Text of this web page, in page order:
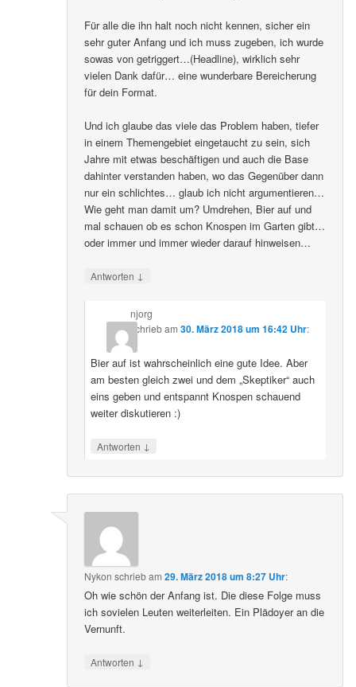
Für alle die ihn halt noch nicht kennen, sicher ein
sehr guter Anfang und ich muss zugeben, ich wurde
sowas von getriggert…(Headline), wirklich sehr
vielen Dank dafür… eine wunderbare Bereicherung
für dein Format.
Und ich glaube das viele das Problem haben, tiefer
in einem Themengebiet eingetaucht zu sein, sich
Jahre mit etwas beschäftigen und auch die Base
dahinter verstanden haben, wo das Gegenüber dann
nur ein schlichtes… glaub ich nicht argumentieren…
Wie geht man damit um? Umdrehen, Bier auf und
mal schauen ob es schon Knospen im Garten gibt…
oder immer und immer wieder darauf hinweisen…
Antworten ↓
njorg
schriebam 30. März 2018 um 16:42 Uhr:
Bier auf ist wahrscheinlich eine gute Idee. Aber
am besten gleich zwei und dem „Skeptiker“ auch
eins geben und entspannt Knospen schauend
weiter diskutieren :)
Antworten ↓
Nykon schriebam29. März 2018 um 8:27 Uhr:
Oh wie schön der Anfang ist. Die diese Folge muss
ich sovielen Leuten weiterleiten. Ein Plädoyer an die
Vernunft.
Antworten ↓